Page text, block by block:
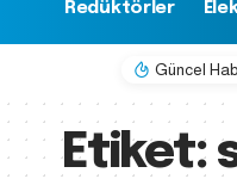
Redüktörler
Güncel
Etiket: